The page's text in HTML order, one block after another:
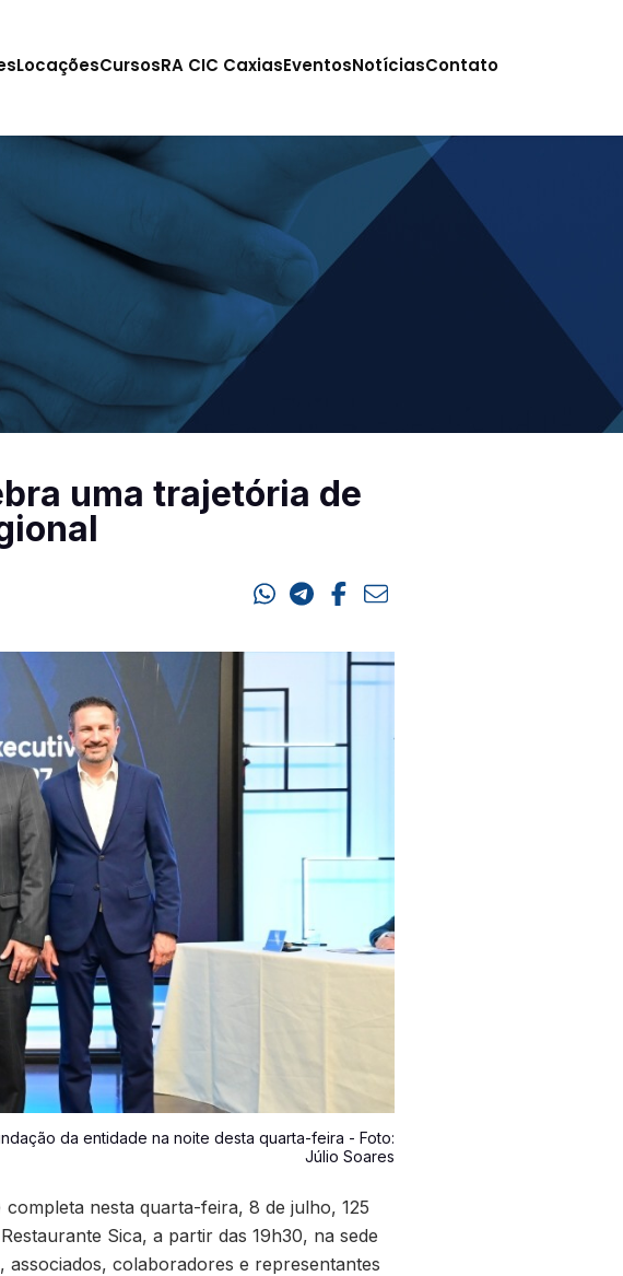
LocaçõesCursosRA CIC CaxiasEventosNotíciasContato
uma trajetória de
da entidade na noite desta quarta-feira - Foto:
Júlio Soares
nesta quarta-feira, 8 de julho, 125
Sica, a partir das 19h30, na sede
associados, colaboradores e representantes